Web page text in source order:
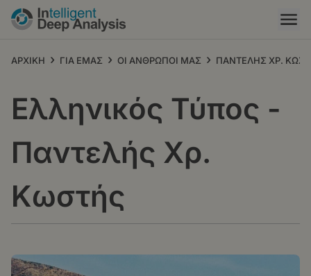
Παράκαμψη
προς
κυρίως
ΑΡΧΙΚΗ › ΓΙΑ ΕΜΑΣ › ΟΙ ΑΝΘΡΩΠΟΙ ΜΑΣ › ΠΑΝΤΕΛΗΣ ΧΡ.
Ελληνικός Τύπος -
Παντελής Χρ.
Κωστής